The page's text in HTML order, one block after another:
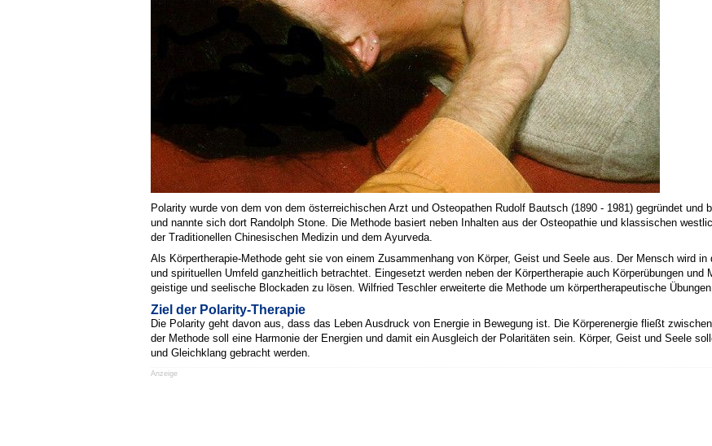
Polarity wurde von dem von dem österreichischen Arzt und Osteopathen Rudolf Bautsch (1890 - 1981) gegründet
und nannte sich dort Randolph Stone. Die Methode basiert neben Inhalten aus der Osteopathie und klassischen
der Traditionellen Chinesischen Medizin und dem Ayurveda.
Als Körpertherapie-Methode geht sie von einem Zusammenhang von Körper, Geist und Seele aus. Der Mensch wird
und spirituellen Umfeld ganzheitlich betrachtet. Eingesetzt werden neben der Körpertherapie auch Körperübungen und
geistige und seelische Blockaden zu lösen. Wilfried Teschler erweiterte die Methode um körpertherapeutische
Ziel der Polarity-Therapie
Die Polarity geht davon aus, dass das Leben Ausdruck von Energie in Bewegung ist. Die Körperenergie fließt
der Methode soll eine Harmonie der Energien und damit ein Ausgleich der Polaritäten sein. Körper, Geist und Seele
und Gleichklang gebracht werden.
Anzeige